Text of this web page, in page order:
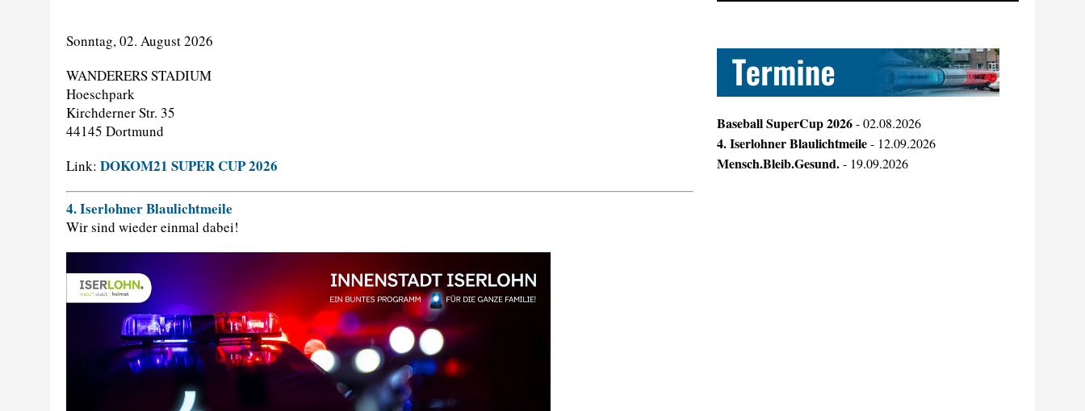
Sonntag, 02. August 2026
WANDERERS STADIUM
Hoeschpark
Kirchderner Str. 35
44145 Dortmund
Link: DOKOM21 SUPER CUP 2026
4. Iserlohner Blaulichtmeile
Wir sind wieder einmal dabei!
Baseball SuperCup 2026- 02.08.2026
4. Iserlohner Blaulichtmeile- 12.09.2026
Mensch.Bleib.Gesund.- 19.09.2026